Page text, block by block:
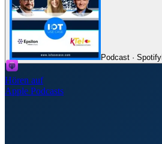
Podcast · Spotify
Hören auf
Apple Podcasts